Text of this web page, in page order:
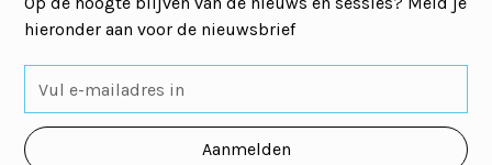
hieronder aan voor de nieuwsbrief